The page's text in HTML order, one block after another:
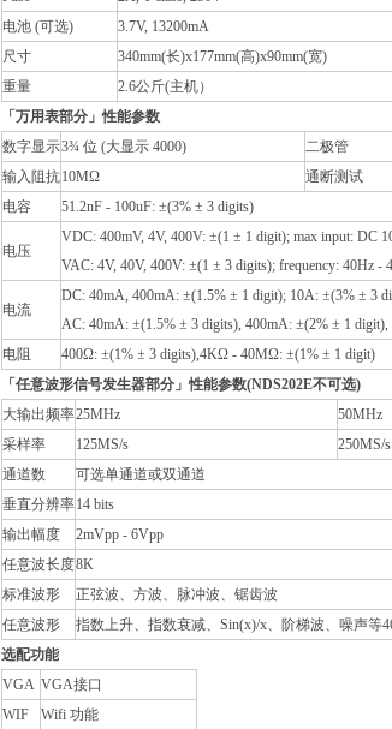
电池 (可选)
3.7V, 13200mA
尺寸
340mm(长)x177mm(高)x90mm(宽)
重量
2.6公斤(主机）
「万用表部分」性能参数
数字显示3¾ 位 (大显示 4000) 二极管
输入阻抗10MΩ 通断测试
电容
51.2nF - 100uF: ±(3% ± 3 digits)
电压
VDC: 400mV, 4V, 400V: ±(1 ± 1 digit); max input: DC
VAC: 4V, 40V, 400V: ±(1 ± 3 digits); frequency: 40Hz -
电流
DC: 40mA, 400mA: ±(1.5% ± 1 digit); 10A: ±(3% ± 3
AC: 40mA: ±(1.5% ± 3 digits), 400mA: ±(2% ± 1
电阻
400Ω: ±(1% ± 3 digits),4KΩ - 40MΩ: ±(1% ± 1 digit)
「任意波形信号发生器部分」性能参数(NDS202E不可选)
大输出频率25MHz
50MHz
采样率
125MS/s
250MS/s
通道数
可选单通道或双通道
垂直分辨率14 bits
输出幅度
2mVpp - 6Vpp
任意波长度8K
标准波形
正弦波、方波、脉冲波、锯齿波
任意波形
指数上升、指数衰减、Sin(x)/x、阶梯波、噪声等
选配功能
VGA VGA接口
WIF
Wifi 功能